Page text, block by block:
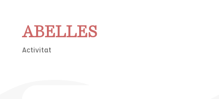
ABELLES
Activitat